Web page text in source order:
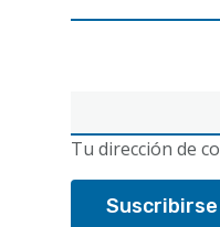
electrónico
Tu dirección de